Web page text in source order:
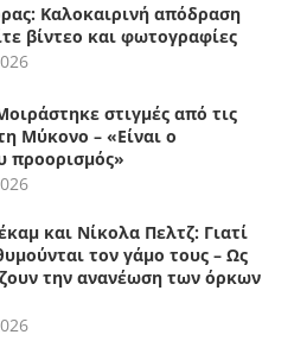
Καλοκαιρινή απόδραση
βίντεο και φωτογραφίες
στιγμές από τις
Μύκονο – «Είναι ο
προορισμός»
και Νίκολα Πελτζ: Γιατί
τον γάμο τους – Ως
την ανανέωση των όρκων